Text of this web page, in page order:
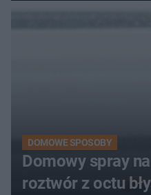
DOMOWE SPOSOBY
Domowy spray
roztwór z octu